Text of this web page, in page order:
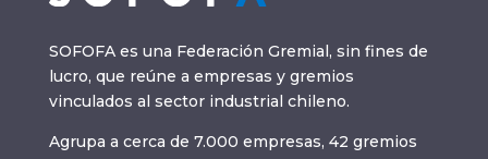
SOFOFA es una Federación Gremial, sin fines de
lucro, que reúne a empresas y gremios
vinculados al sector industrial chileno.
Agrupa a cerca de 7.000 empresas, 42 gremios